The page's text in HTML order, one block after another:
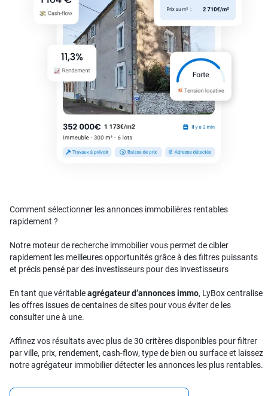
Comment sélectionner les annonces immobilières rentables
rapidement ?
Notre moteur de recherche immobilier vous permet de cibler
rapidement les meilleures opportunités grâce à des filtres puissants
et précis pensé par des investisseurs pour des investisseurs
En tant que véritableagrégateur d’annonces immo, LyBox centralise
les offres issues de centaines de sites pour vous éviter de les
consulter une à une.
Affinez vos résultats avec plus de 30 critères disponibles pour filtrer
par ville, prix, rendement, cash-flow, type de bien ou surface et laissez
notre agrégateur immobilier détecter les annonces les plus rentables.